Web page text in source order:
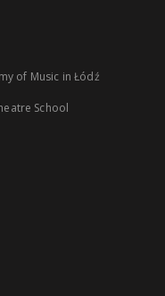
of Music in Łódź
School